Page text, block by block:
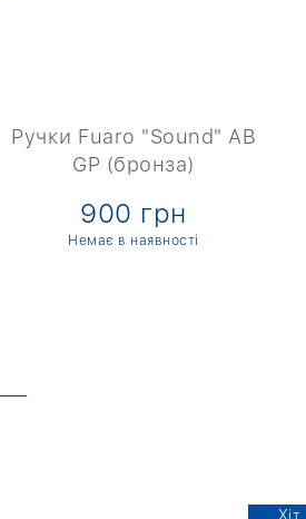
Ручки Fuaro "Sound" AB
GP (бронза)
900 грн
Немає в наявності
Хіт